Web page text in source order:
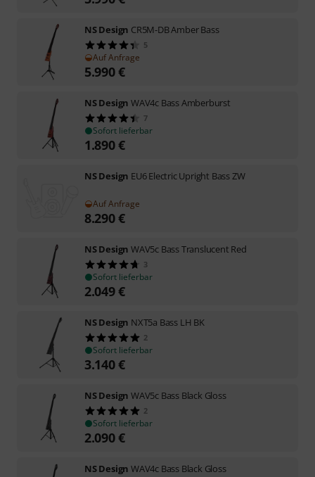
NS Design CR5M-DB Amber Bass
5
Auf Anfrage
5.990€
NS Design WAV4c Bass Amberburst
7
Sofort lieferbar
1.890€
NS Design EU6 Electric Upright Bass ZW
Auf Anfrage
8.290€
NS Design WAV5c Bass Translucent Red
3
Sofort lieferbar
2.049€
NS Design NXT5a Bass LH BK
2
Sofort lieferbar
3.140€
NS Design WAV5c Bass Black Gloss
2
Sofort lieferbar
2.090€
NS Design WAV4c Bass Black Gloss